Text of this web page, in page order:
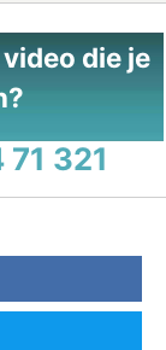
die je
321